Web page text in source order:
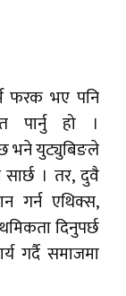
फरक भए पनि
पार्नु हो ।
भने युट्युबिङले
सार्छ । तर, दुवै
गर्न एथिक्स,
दिनुपर्छ
गर्दै समाजमा